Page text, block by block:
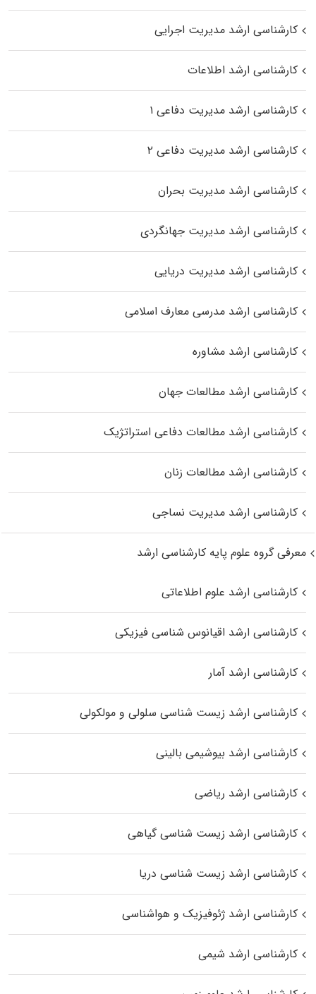
کارشناسی ارشد مدیریت اجرایی
کارشناسی ارشد اطلاعات
کارشناسی ارشد مدیریت دفاعی ۱
کارشناسی ارشد مدیریت دفاعی ۲
کارشناسی ارشد مدیریت بحران
کارشناسی ارشد مدیریت جهانگردی
کارشناسی ارشد مدیریت دریایی
کارشناسی ارشد مدرسی معارف اسلامی
کارشناسی ارشد مشاوره
کارشناسی ارشد مطالعات جهان
کارشناسی ارشد مطالعات دفاعی استراتژیک
کارشناسی ارشد مطالعات زنان
کارشناسی ارشد مدیریت نساجی
معرفی گروه علوم پایه کارشناسی ارشد
کارشناسی ارشد علوم اطلاعاتی
کارشناسی ارشد اقیانوس‌ شناسی فیزیکی
کارشناسی ارشد آمار
کارشناسی ارشد زیست شناسی سلولی و مولکولی
کارشناسی ارشد بیوشیمی بالینی
کارشناسی ارشد ریاضی
کارشناسی ارشد زیست‌ شناسی گیاهی
کارشناسی ارشد زیست‌ شناسی دریا
کارشناسی ارشد ژئوفیزیک و هواشناسی
کارشناسی ارشد شیمی